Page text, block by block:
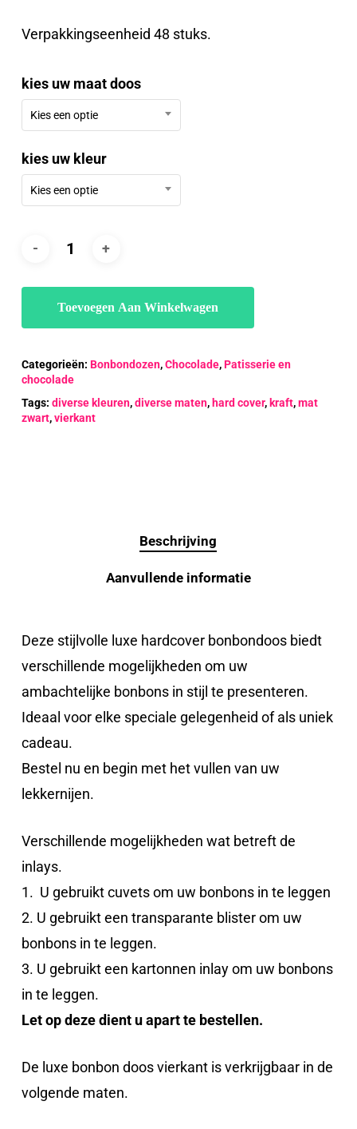
tot
Verpakkingseenheid 48 stuks.
kies uw maat doos
Kies een optie
kies uw kleur
Kies een optie
Toevoegen Aan Winkelwagen
Categorieën: Bonbondozen,Chocolade,Patisserie en
chocolade
Tags: diverse kleuren,diverse maten, hard cover, kraft,mat
zwart,vierkant
Beschrijving
Aanvullende informatie
Deze stijlvolle luxe hardcover bonbondoos biedt
verschillende mogelijkheden om uw
ambachtelijke bonbons in stijl te presenteren.
Ideaal voor elke speciale gelegenheid of als uniek
cadeau.
Bestel nu en begin met het vullen van uw
lekkernijen.
Verschillende mogelijkheden wat betreft de
inlays.
1. U gebruikt cuvets om uw bonbons in te leggen
2. U gebruikt een transparante blister om uw
bonbons in te leggen.
3. U gebruikt een kartonnen inlay om uw bonbons
in te leggen.
Let op deze dient u apart te bestellen.
De luxe bonbon doos vierkant is verkrijgbaar in de
volgende maten.